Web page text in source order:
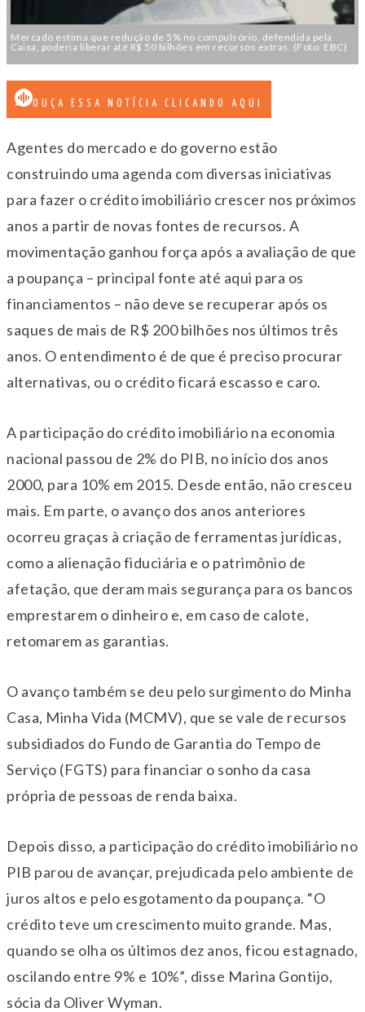
Mercado estima que redução de 5% no compulsório, defendida pela
Caixa, poderia liberar até R$ 50 bilhões em recursos extras. (Foto: EBC)
OUÇA ESSA NOTÍCIA CLICANDO AQUI
Agentes do mercado e do governo estão
construindo uma agenda com diversas iniciativas
para fazer o crédito imobiliário crescer nos próximos
anos a partir de novas fontes de recursos. A
movimentação ganhou força após a avaliação de que
a poupança – principal fonte até aqui para os
financiamentos – não deve se recuperar após os
saques de mais de R$ 200 bilhões nos últimos três
anos. O entendimento é de que é preciso procurar
alternativas, ou o crédito ficará escasso e caro.
A participação do crédito imobiliário na economia
nacional passou de 2% do PIB, no início dos anos
2000, para 10% em 2015. Desde então, não cresceu
mais. Em parte, o avanço dos anos anteriores
ocorreu graças à criação de ferramentas jurídicas,
como a alienação fiduciária e o patrimônio de
afetação, que deram mais segurança para os bancos
emprestarem o dinheiro e, em caso de calote,
retomarem as garantias.
O avanço também se deu pelo surgimento do Minha
Casa, Minha Vida (MCMV), que se vale de recursos
subsidiados do Fundo de Garantia do Tempo de
Serviço (FGTS) para financiar o sonho da casa
própria de pessoas de renda baixa.
Depois disso, a participação do crédito imobiliário no
PIB parou de avançar, prejudicada pelo ambiente de
juros altos e pelo esgotamento da poupança. “O
crédito teve um crescimento muito grande. Mas,
quando se olha os últimos dez anos, ficou estagnado,
oscilando entre 9% e 10%”, disse Marina Gontijo,
sócia da Oliver Wyman.